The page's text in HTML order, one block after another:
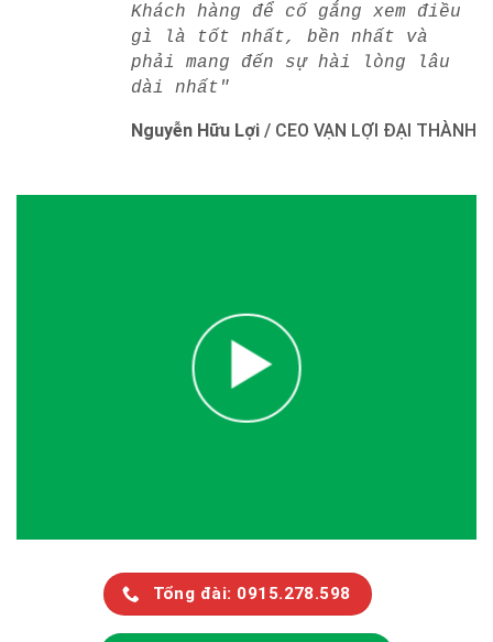
Khách hàng để cố gắng xem điều
gì là tốt nhất, bền nhất và
phải mang đến sự hài lòng lâu
dài nhất"
Nguyễn Hữu Lợi / CEO VẠN LỢI ĐẠI THÀNH
Tổng đài: 0915.278.598